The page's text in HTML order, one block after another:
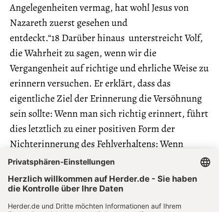
Angelegenheiten vermag, hat wohl Jesus von
Nazareth zuerst gesehen und
entdeckt.“18 Darüber hinaus unterstreicht Volf,
die Wahrheit zu sagen, wenn wir die
Vergangenheit auf richtige und ehrliche Weise zu
erinnern versuchen. Er erklärt, dass das
eigentliche Ziel der Erinnerung die Versöhnung
sein sollte: Wenn man sich richtig erinnert, führt
dies letztlich zu einer positiven Form der
Nichterinnerung des Fehlverhaltens: Wenn
man die Gnade und Liebe Gottes anbietet,
können zerbrochene Beziehungen geheilt
werden, und zwar in einem solchen Ausmaß,
dass den früheren Fehlern der emotionale